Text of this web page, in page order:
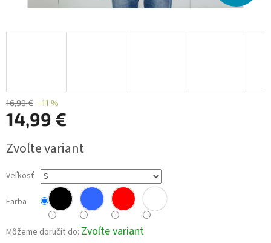
16,99 € –11 %
14,99 €
cena:
Zvoľte variant
Veľkosť
Farba
Môžeme doručiť do: Zvoľte variant